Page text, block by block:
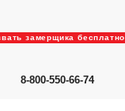
замерщика бесплатно
8-800-550-66-74